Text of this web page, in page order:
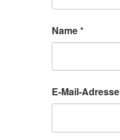
Name*
E-Mail-Adresse